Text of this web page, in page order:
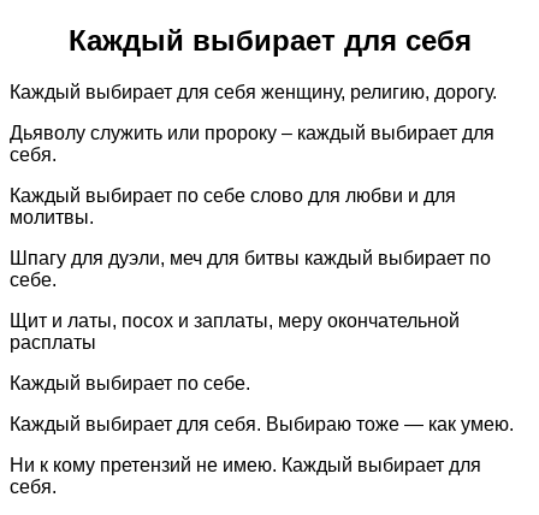
Каждый выбирает для себя
Каждый выбирает для себя женщину, религию, дорогу.
Дьяволу служить или пророку – каждый выбирает для
себя.
Каждый выбирает по себе слово для любви и для
молитвы.
Шпагу для дуэли, меч для битвы каждый выбирает по
себе.
Щит и латы, посох и заплаты, меру окончательной
расплаты
Каждый выбирает по себе.
Каждый выбирает для себя. Выбираю тоже — как умею.
Ни к кому претензий не имею. Каждый выбирает для
себя.